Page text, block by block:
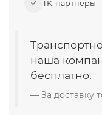
ТК-партнеры
наша
бесплатно.
За доставку